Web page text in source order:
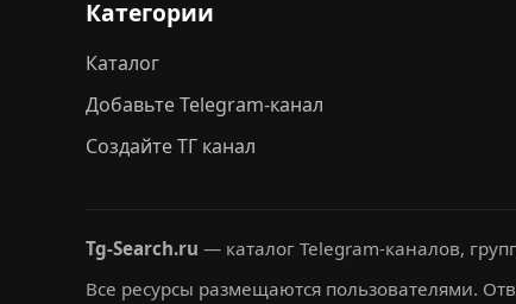
Категории
Каталог
Добавьте Telegram-канал
Создайте ТГ канал
Tg-Search.ru — каталог Telegram-каналов,
Все ресурсы размещаются пользователями.